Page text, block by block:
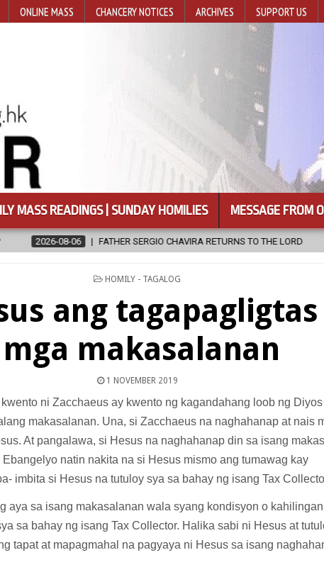
ONLINE MASS CHANCERY NOTICES ARCHIVES SUPPORT US
MASS READINGS | SUNDAY HOMILIES MESSAGE FROM
FATHER SERGIO CHAVIRA RETURNS TO THE LORD 2026-08-06
POSTED
HOMILY - TAGALOG
ang
mga makasalanan
1 NOVEMBER 2019
kwento ni Zacchaeus ay kwento ng kagandahang loob ng
makasalanan. Una, si Zacchaeus na naghahanap at nais
At pangalawa, si Hesus na naghahanap din sa isang
Ebangelyo natin nakita na si Hesus mismo ang tumawag kay
imbita si Hesus na tutuloy sya sa bahay ng isang Tax
aya sa isang makasalanan wala syang kondisyon o
sa bahay ng isang Tax Collector. Halika sabi ni Hesus at
tapat at mapagmahal na pagyaya ni Hesus sa isang